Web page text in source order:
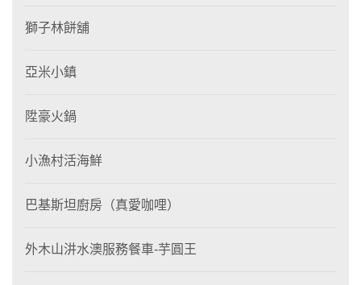
獅子林餅舖
亞米小鎮
陞豪火鍋
小漁村活海鮮
巴基斯坦廚房（真愛咖哩）
外木山汫水澳服務餐車-芋圓王